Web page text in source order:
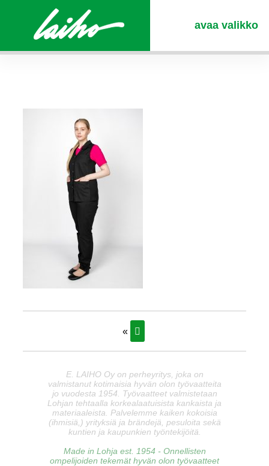
avaa valikko
«
E. LAIHO Oy on perheyritys, joka on
valmistanut kotimaisia hyvän olon työvaatteita
jo vuodesta 1954. Työvaatteet valmistetaan
Lohjan tehtaalla korkealaatuisista kankaista ja
materiaaleista. Palvelemme kaiken kokoisia
(ihmisiä,) yrityksiä ja brändejä, pesuloita sekä
kuntien ja kaupunkien työntekijöitä.
Made in Lohja est. 1954 - Onnellisten
ompelijoiden tekemät hyvän olon työvaatteet